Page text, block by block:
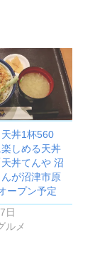
天丼1杯560
しめる天丼
丼てんや 沼
が沼津市原
ープン予定
日
ルメ